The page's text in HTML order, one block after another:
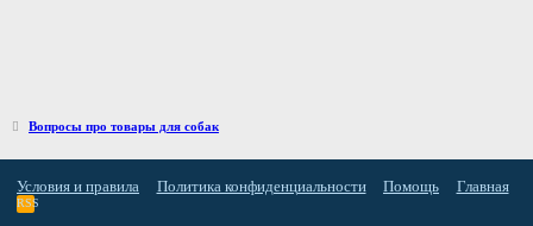
Вопросы про товары для собак
Условия и правила Политика конфиденциальности Помощь Главная
RSS